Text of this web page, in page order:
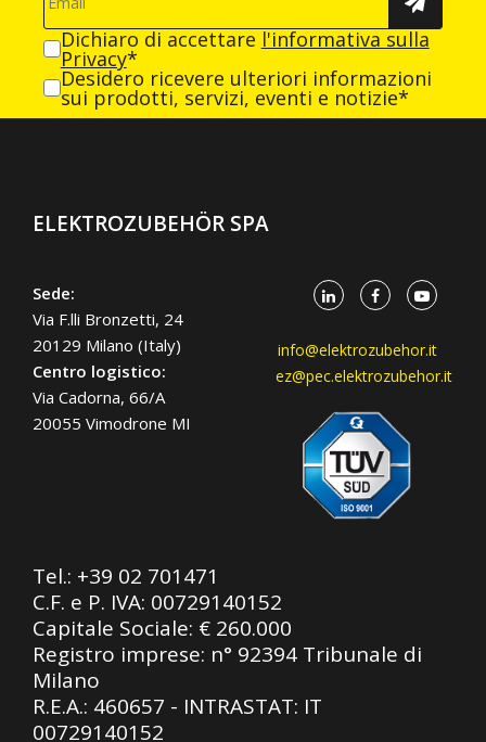
Dichiaro di accettare l'informativa sulla
Privacy*
Desidero ricevere ulteriori informazioni
sui prodotti, servizi, eventi e notizie*
ELEKTROZUBEHÖR SPA
Sede:
Via F.lli Bronzetti, 24
20129 Milano (Italy)
Centro logistico:
Via Cadorna, 66/A
20055 Vimodrone MI
info@elektrozubehor.it
ez@pec.elektrozubehor.it
Tel.: +39 02 701471
C.F. e P. IVA: 00729140152
Capitale Sociale: € 260.000
Registro imprese: n° 92394 Tribunale di
Milano
R.E.A.: 460657 - INTRASTAT: IT
00729140152